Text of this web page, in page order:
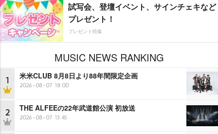
試写会、登壇イベント、サインチェキなど
プレゼント！
プレゼント特集
MUSIC NEWS RANKING
1 米米CLUB 8月8日より88年間限定企画
2026-08-07 18:00
2 THE ALFEEの22年武道館公演 初放送
2026-08-07 13:45